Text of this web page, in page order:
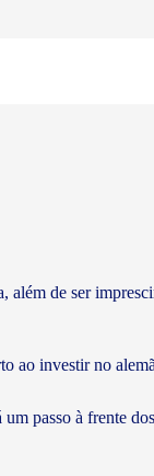
de ser
ao investir no
passo à frente